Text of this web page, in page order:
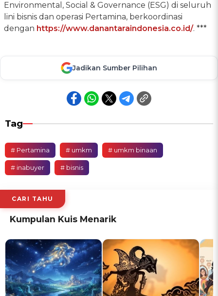
Environmental, Social & Governance (ESG) di seluruh
lini bisnis dan operasi Pertamina, berkoordinasi
dengan https://www.danantaraindonesia.co.id/. ***
Jadikan Sumber Pilihan
Tag
# Pertamina # umkm # umkm binaan
# inabuyer # bisnis
CARI TAHU
Kumpulan Kuis Menarik